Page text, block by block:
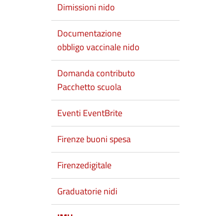
Dimissioni nido
Documentazione
obbligo vaccinale nido
Domanda contributo
Pacchetto scuola
Eventi EventBrite
Firenze buoni spesa
Firenzedigitale
Graduatorie nidi